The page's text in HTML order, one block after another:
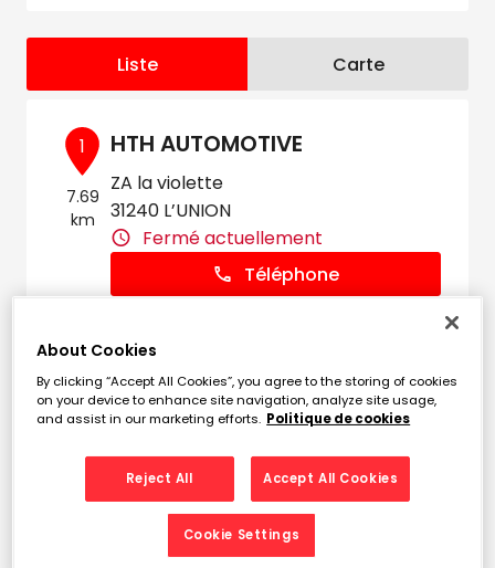
Liste Carte
1
7.69
km
HTH AUTOMOTIVE
ZA la violette
31240 L’UNION
Fermé actuellement
Téléphone
2
11.03
PIECES AUTO TOULOUSE -
8 boulevard de Thibaud
31100 TOULOUSE
Fermé actuellement
About Cookies
By clicking “Accept All Cookies”, you agree to the storing of cookies
on your device to enhance site navigation, analyze site usage,
and assist in our marketing efforts. Politique de cookies
Reject All Accept All Cookies
Cookie Settings